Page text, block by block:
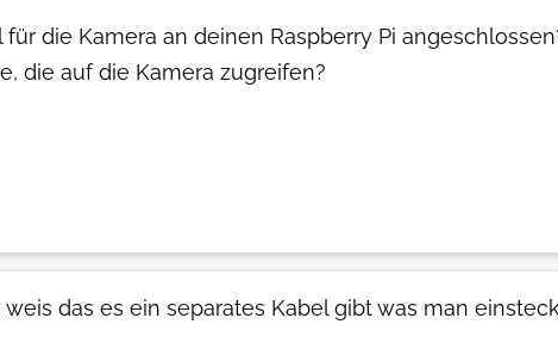
für die Kamera an deinen Raspberry Pi
die auf die Kamera zugreifen?
das es ein separates Kabel gibt was man